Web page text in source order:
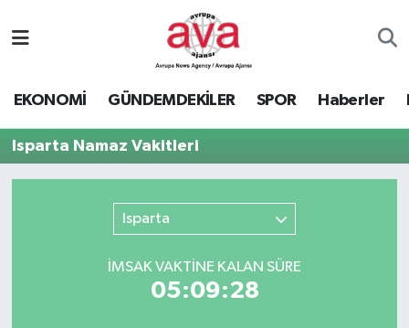
EKONOMİ GÜNDEMDEKİLER SPOR Haberler
Isparta Namaz Vakitleri
Isparta
İMSAK VAKTİNE KALAN SÜRE
05:09:28
Nöbetçi Eczaneler
Namaz Vakitleri
Trafik Durumu
Süper Lig Puan Durumu ve Fikstür
Tüm Manşetler